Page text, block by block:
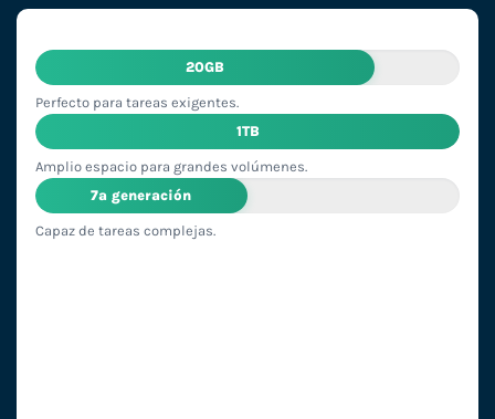
20GB
Perfecto para tareas exigentes.
1TB
Amplio espacio para grandes volúmenes.
7ª generación
Capaz de tareas complejas.